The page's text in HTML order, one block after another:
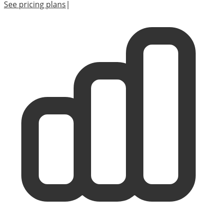
See pricing plans|